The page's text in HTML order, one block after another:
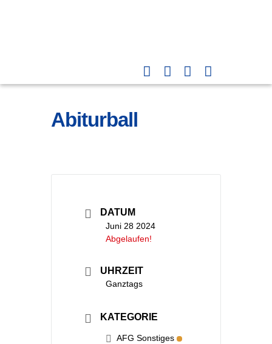
Abiturball
DATUM
Juni 28 2024
Abgelaufen!
UHRZEIT
Ganztags
KATEGORIE
AFG Sonstiges